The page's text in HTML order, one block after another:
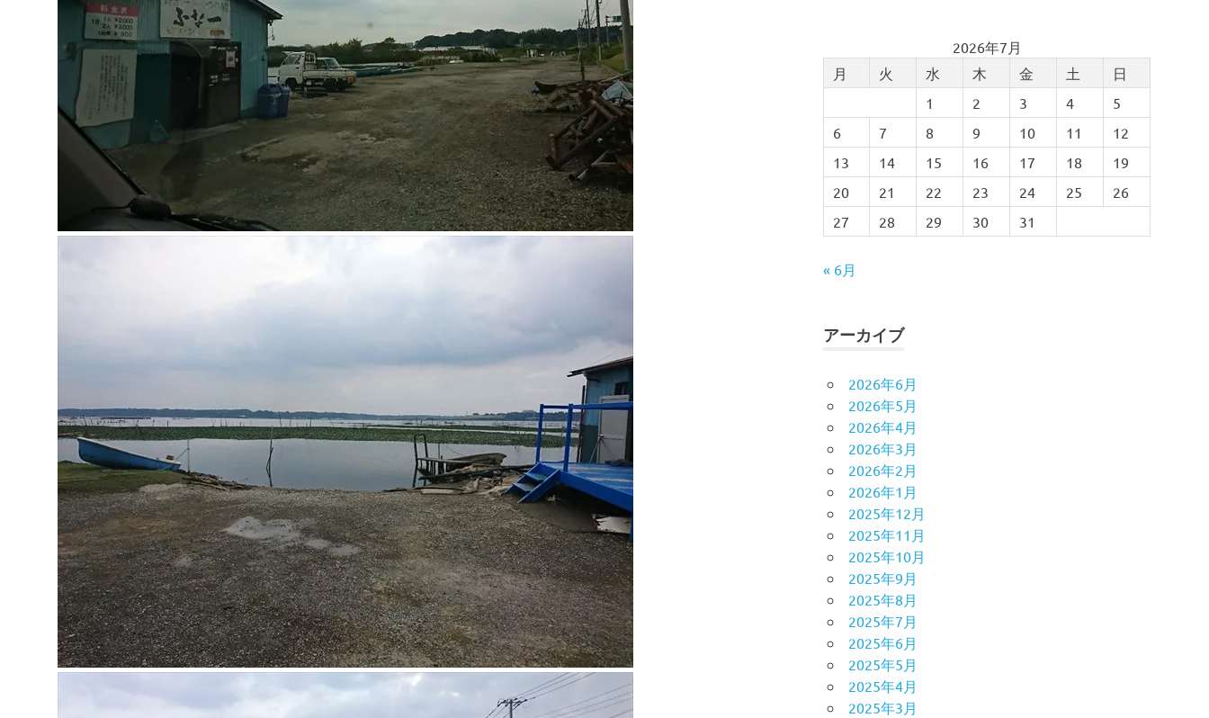
2026年7月
月
火 水 木 金 土
日
1
2 3 4
5
6
7 8 9 10 11
12
13
14 15 16 17 18
19
20
21 22 23 24 25
26
27
28 29 30 31
« 6月
アーカイブ
2026年6月
2026年5月
2026年4月
2026年3月
2026年2月
2026年1月
2025年12月
2025年11月
2025年10月
2025年9月
2025年8月
2025年7月
2025年6月
2025年5月
2025年4月
2025年3月